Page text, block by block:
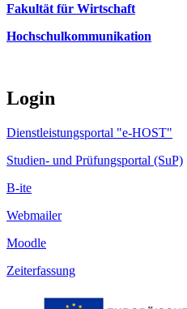
Fakultät für Wirtschaft
Hochschulkommunikation
Login
Dienstleistungsportal "e-HOST"
Studien- und Prüfungsportal (SuP)
B-ite
Webmailer
Moodle
Zeiterfassung